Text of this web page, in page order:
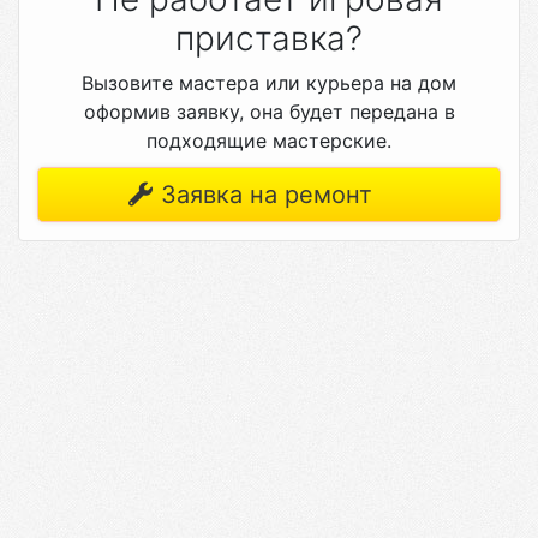
приставка?
Вызовите мастера или курьера на дом
оформив заявку, она будет передана в
подходящие мастерские.
Заявка на ремонт